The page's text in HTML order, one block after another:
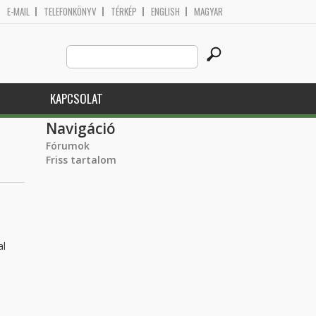
E-MAIL TELEFONKÖNYV TÉRKÉP ENGLISH MAGYAR
Search
this
site
KAPCSOLAT
Navigáció
Fórumok
Friss tartalom